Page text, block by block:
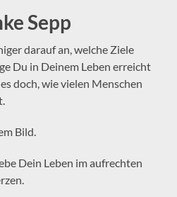
Sepp
darauf an, welche Ziele
Du in Deinem Leben erreicht
doch, wie vielen Menschen
Bild.
Dein Leben im aufrechten